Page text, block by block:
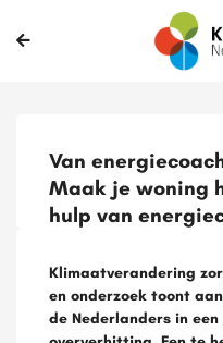
Van
Maak je woning
hulp van
Klimaatverandering
en onderzoek toont
de Nederlanders in